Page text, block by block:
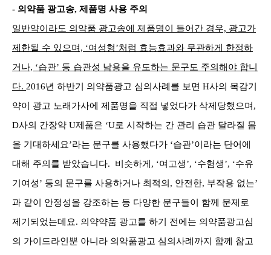
- 의약품 광고송, 제품명 사용 주의
일반약이라도 의약품 광고송에 제품명이 들어간 경우, 광고가
제한될 수 있으며, ‘여성형’처럼 효능효과와 무관하게 한정하
거나, ‘습관’ 등 습관성 남용을 유도하는 문구도 주의해야 합니
다. 2016년 하반기 의약품광고 심의사례를 보면 H사의 목감기
약이 광고 노래가사에 제품명을 직접 넣었다가 삭제당했으며,
D사의 간장약 U제품은 ‘U로 시작하는 간 관리 습관 달라질 몸
을 기대하세요’라는 문구를 사용했다가 ‘습관’이라는 단어에
대해 주의를 받았습니다. 비슷하게, ‘여고생’, ‘수험생’, ‘수유
기여성’ 등의 문구를 사용하거나 최적의, 안전한, 부작용 없는’
과 같이 안정성을 강조하는 등 다양한 문구들이 함께 문제로
제기되었는데요. 의약약품 광고를 하기 전에는 의약품광고심
의 가이드라인뿐 아니라 의약품광고 심의사례까지 함께 참고